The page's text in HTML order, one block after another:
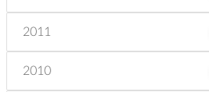
2011
2010